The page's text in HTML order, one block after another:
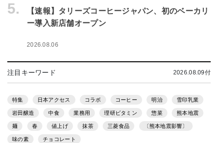
5.
【速報】タリーズコーヒージャパン、初のベーカリ
ー導入新店舗オープン
2026.08.06
注目キーワード 2026.08.09付
特集 日本アクセス コラボ コーヒー 明治 雪印乳業
岩田醸造 中食 業務用 理研ビタミン 惣菜 熊本地震
麺 春 値上げ 抹茶 三菱食品 〔熊本地震影響〕
味の素 チョコレート